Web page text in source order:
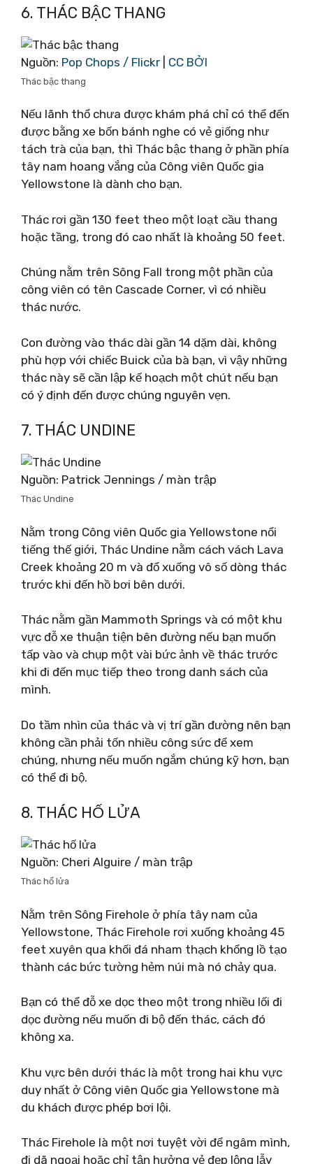
6. THÁC BẬC THANG
Nguồn: Pop Chops / Flickr CC BỞI
Thác bậc thang
Nếu lãnh thổ chưa được khám phá chỉ có thể đến
được bằng xe bốn bánh nghe có vẻ giống như
tách trà của bạn, thì Thác bậc thang ở phần phía
tây nam hoang vắng của Công viên Quốc gia
Yellowstone là dành cho bạn.
Thác rơi gần 130 feet theo một loạt cầu thang
hoặc tầng, trong đó cao nhất là khoảng 50 feet.
Chúng nằm trên Sông Fall trong một phần của
công viên có tên Cascade Corner, vì có nhiều
thác nước.
Con đường vào thác dài gần 14 dặm dài, không
phù hợp với chiếc Buick của bà bạn, vì vậy những
thác này sẽ cần lập kế hoạch một chút nếu bạn
có ý định đến được chúng nguyên vẹn.
7. THÁC UNDINE
Nguồn: Patrick Jennings / màn trập
Thác Undine
Nằm trong Công viên Quốc gia Yellowstone nổi
tiếng thế giới, Thác Undine nằm cách vách Lava
Creek khoảng 20 m và đổ xuống vô số dòng thác
trước khi đến hồ bơi bên dưới.
Thác nằm gần Mammoth Springs và có một khu
vực đỗ xe thuận tiện bên đường nếu bạn muốn
tấp vào và chụp một vài bức ảnh về thác trước
khi đi đến mục tiếp theo trong danh sách của
mình.
Do tầm nhìn của thác và vị trí gần đường nên bạn
không cần phải tốn nhiều công sức để xem
chúng, nhưng nếu muốn ngắm chúng kỹ hơn, bạn
có thể đi bộ.
8. THÁC HỐ LỬA
Nguồn: Cheri Alguire / màn trập
Thác hố lửa
Nằm trên Sông Firehole ở phía tây nam của
Yellowstone, Thác Firehole rơi xuống khoảng 45
feet xuyên qua khối đá nham thạch khổng lồ tạo
thành các bức tường hẻm núi mà nó chảy qua.
Bạn có thể đỗ xe dọc theo một trong nhiều lối đi
dọc đường nếu muốn đi bộ đến thác, cách đó
không xa.
Khu vực bên dưới thác là một trong hai khu vực
duy nhất ở Công viên Quốc gia Yellowstone mà
du khách được phép bơi lội.
Thác Firehole là một nơi tuyệt vời để ngâm mình,
đi dã ngoại hoặc chỉ tận hưởng vẻ đẹp lộng lẫy